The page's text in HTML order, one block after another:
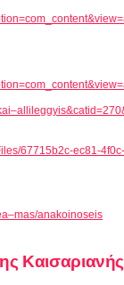
=com content&view=
–allileggyis&catid
67715b2c-ec81-
–mas/anakoinoseis